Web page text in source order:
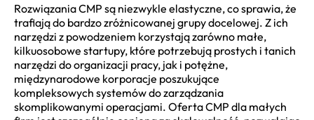
Rozwiązania CMP są niezwykle elastyczne, co sprawia, że
trafiają do bardzo zróżnicowanej grupy docelowej. Z ich
narzędzi z powodzeniem korzystają zarówno małe,
kilkuosobowe startupy, które potrzebują prostych i tanich
narzędzi do organizacji pracy, jak i potężne,
międzynarodowe korporacje poszukujące
kompleksowych systemów do zarządzania
skomplikowanymi operacjami. Oferta CMP dla małych